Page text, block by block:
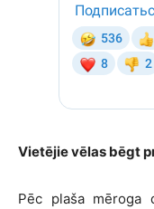
Vietējie vēlas bēgt
Pēc plaša mēroga